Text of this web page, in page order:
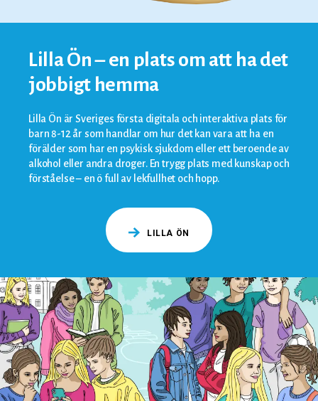
Lilla Ön – en plats om att ha det
jobbigt hemma
Lilla Ön är Sveriges första digitala och interaktiva plats för
barn 8-12 år som handlar om hur det kan vara att ha en
förälder som har en psykisk sjukdom eller ett beroende av
alkohol eller andra droger. En trygg plats med kunskap och
förståelse – en ö full av lekfullhet och hopp.
LILLA ÖN